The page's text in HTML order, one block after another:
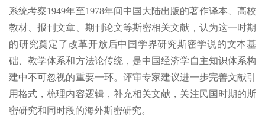
系统考察1949年至1978年间中国大陆出版的著作译本、高校
教材、报刊文章、期刊论文等斯密相关文献，认为这一时期
的研究奠定了改革开放后中国学界研究斯密学说的文本基
础、教学体系和方法论传统，是中国经济学自主知识体系构
建中不可忽视的重要一环。评审专家建议进一步完善文献引
用格式，梳理内容逻辑，补充相关文献，关注民国时期的斯
密研究和同时段的海外斯密研究。